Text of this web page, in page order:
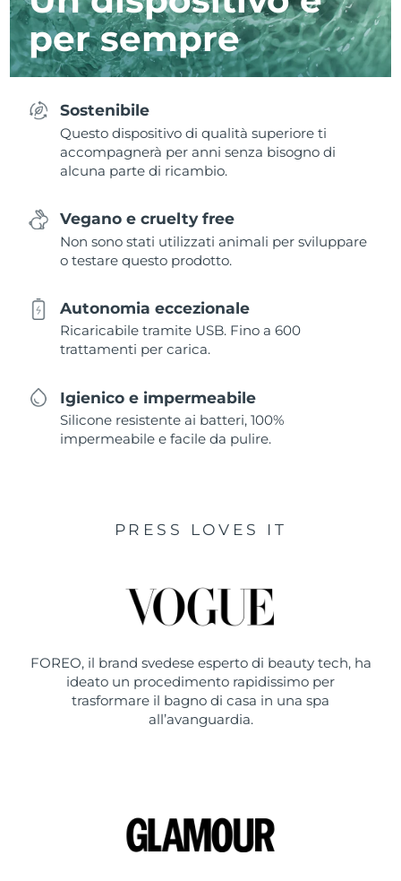
per sempre
Sostenibile
Questo dispositivo di qualità superiore ti
accompagnerà per anni senza bisogno di
alcuna parte di ricambio.
Vegano e cruelty free
Non sono stati utilizzati animali per sviluppare
o testare questo prodotto.
Autonomia eccezionale
Ricaricabile tramite USB. Fino a 600
trattamenti per carica.
Igienico e impermeabile
Silicone resistente ai batteri, 100%
impermeabile e facile da pulire.
PRESS LOVES IT
FOREO, il brand svedese esperto di beauty tech, ha
ideato un procedimento rapidissimo per
trasformare il bagno di casa in una spa
all’avanguardia.